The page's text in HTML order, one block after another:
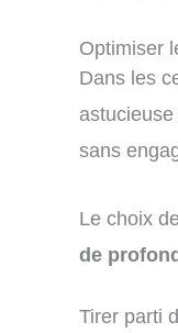
Optimiser
Dans les
sans
Le choix
de
Tirer parti